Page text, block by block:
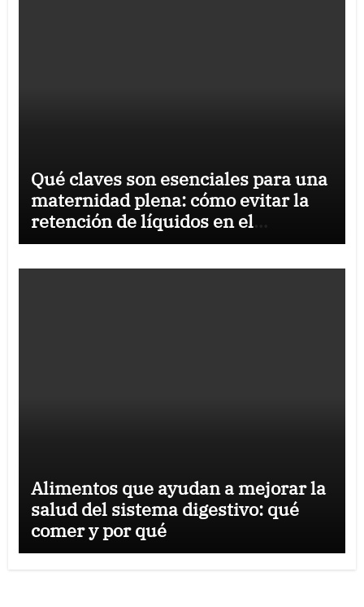
Qué claves son esenciales para una
maternidad plena: cómo evitar la
retención de líquidos en el
embarazo
Alimentos que ayudan a mejorar la
salud del sistema digestivo: qué
comer y por qué